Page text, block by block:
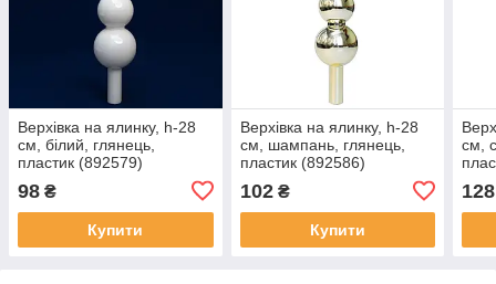
Верхівка на ялинку, h-28
см, білий, глянець,
пластик (892579)
98 ₴
Купити
Верхівка на ялинку, h-28
см, шампань, глянець,
пластик (892586)
102₴
Купити
см,
128